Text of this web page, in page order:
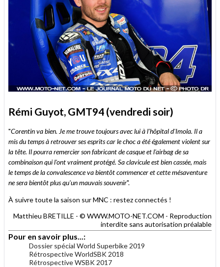
Rémi Guyot, GMT94 (vendredi soir)
"Corentin va bien. Je me trouve toujours avec lui à l’hôpital d'Imola. Il a
mis du temps à retrouver ses esprits car le choc a été également violent sur
la tête. Il pourra remercier son fabricant de casque et l'airbag de sa
combinaison qui l'ont vraiment protégé. Sa clavicule est bien cassée, mais
le temps de la convalescence va bientôt commencer et cette mésaventure
ne sera bientôt plus qu'un mauvais souvenir".
À suivre toute la saison sur MNC : restez connectés !
Matthieu BRETILLE - © WWW.MOTO-NET.COM - Reproduction
interdite sans autorisation préalable
Pour en savoir plus...:
Dossier spécial World Superbike 2019
Rétrospective WorldSBK 2018
Rétrospective WSBK 2017